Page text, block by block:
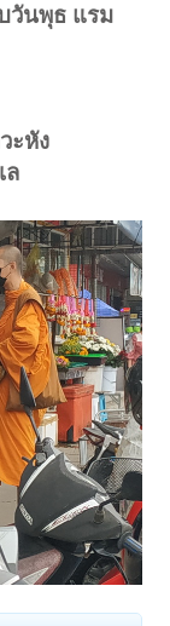
วันพุธ แรม
ะหัง
ล